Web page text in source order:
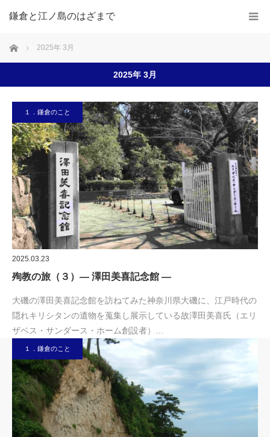
鎌倉と江ノ島のはざまで
ホーム 2025年 3月
2025年 3月
１．鎌倉のこと
2025.03.23
殉教の旅（３）― 澤田美喜記念館 ―
大磯の澤田美喜記念館を訪ねてみた神奈川県大磯に、江戸時代の
隠れキリシタンの遺物を蒐集し展示している故澤田美喜氏（エリ
ザベス・サンダース・ホーム創設者）…
１．鎌倉のこと